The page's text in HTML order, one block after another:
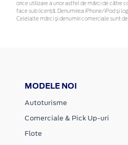
orice utilizare a unor astfel de mărci de către
face sub licență. Denumirea iPhone/iPod și
Celelalte mărci și denumiri comerciale sunt
MODELE NOI
Autoturisme
Comerciale & Pick Up-uri
Flote